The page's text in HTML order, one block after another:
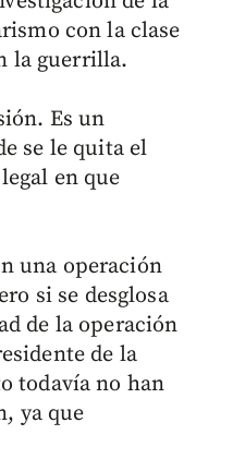
con la clase
la guerrilla.
Es un
se le quita el
en que
una operación
si se desglosa
de la operación
de la
todavía no han
ya que